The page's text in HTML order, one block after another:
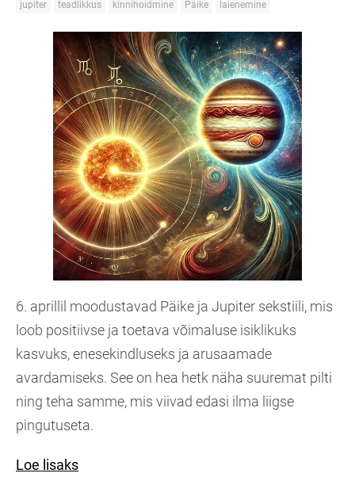
jupiter teadlikkus kinnihoidmine Päike laienemine
6. aprillil moodustavad Päike ja Jupiter sekstiili, mis
loob positiivse ja toetava võimaluse isiklikuks
kasvuks, enesekindluseks ja arusaamade
avardamiseks. See on hea hetk näha suuremat pilti
ning teha samme, mis viivad edasi ilma liigse
pingutuseta.
Loe lisaks